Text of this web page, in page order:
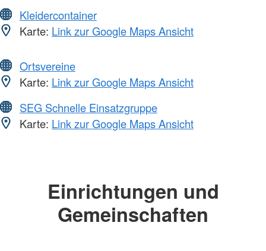
Kleidercontainer
Karte: Link zur Google Maps Ansicht
Ortsvereine
Karte: Link zur Google Maps Ansicht
SEG Schnelle Einsatzgruppe
Karte: Link zur Google Maps Ansicht
Einrichtungen und
Gemeinschaften